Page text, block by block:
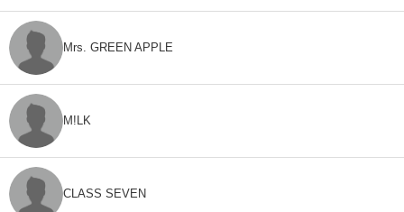
Mrs. GREEN APPLE
M!LK
CLASS SEVEN